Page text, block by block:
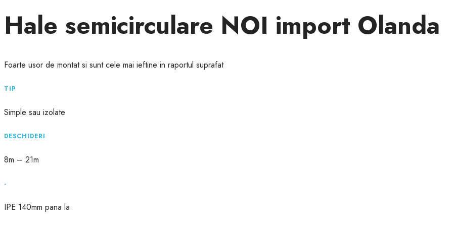
Hale semicirculare NOI import Olanda
Foarte usor de montat si sunt cele mai ieftine in raportul suprafat
TIP
Simple sau izolate
DESCHIDERI
8m – 21m
-
IPE 140mm pana la